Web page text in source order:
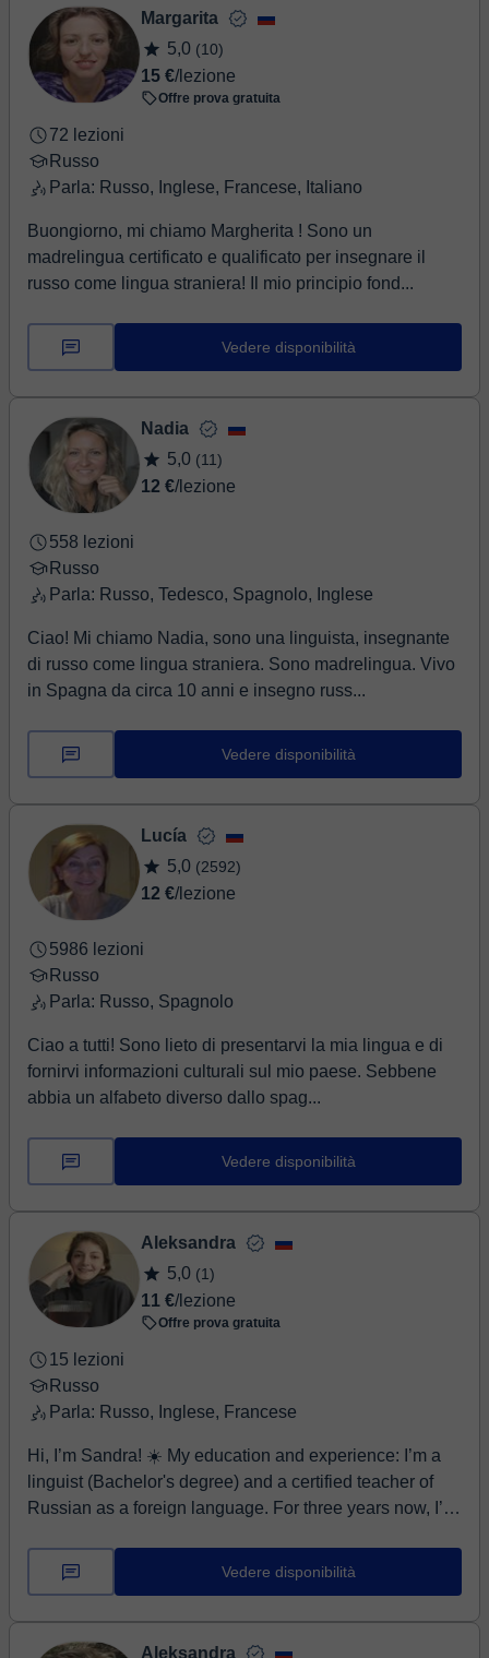
Margarita
5,0 (10)
15 €/lezione
Offre prova gratuita
72 lezioni
Russo
Parla: Russo, Inglese, Francese, Italiano
Buongiorno, mi chiamo Margherita ! Sono un
madrelingua certificato e qualificato per insegnare il
russo come lingua straniera! Il mio principio fond...
Vedere disponibilità
Nadia
5,0 (11)
12 €/lezione
558 lezioni
Russo
Parla: Russo, Tedesco, Spagnolo, Inglese
Ciao! Mi chiamo Nadia, sono una linguista, insegnante
di russo come lingua straniera. Sono madrelingua. Vivo
in Spagna da circa 10 anni e insegno russ...
Vedere disponibilità
Lucía
5,0 (2592)
12 €/lezione
5986 lezioni
Russo
Parla: Russo, Spagnolo
Ciao a tutti! Sono lieto di presentarvi la mia lingua e di
fornirvi informazioni culturali sul mio paese. Sebbene
abbia un alfabeto diverso dallo spag...
Vedere disponibilità
Aleksandra
5,0 (1)
11 €/lezione
Offre prova gratuita
15 lezioni
Russo
Parla: Russo, Inglese, Francese
Hi, I’m Sandra! ☀️ My education and experience: I’m a
linguist (Bachelor's degree) and a certified teacher of
Russian as a foreign language. For three years now, I’ve
my students choose me? Here’s what they say:
“Lessons with you turned into a great weekly routine.”
about anything, and it’s always interesting.” “She makes
Vedere disponibilità
Aleksandra